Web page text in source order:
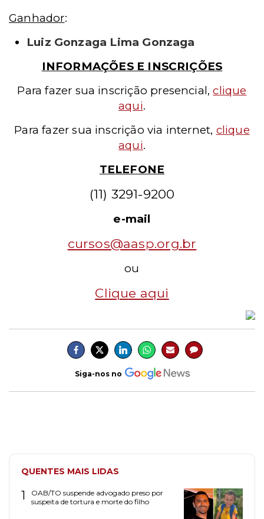
Ganhador:
Luiz Gonzaga Lima Gonzaga
INFORMAÇÕES E INSCRIÇÕES
Para fazer sua inscrição presencial,clique
aqui.
Para fazer sua inscrição via internet, clique
aqui.
TELEFONE
(11) 3291-9200
e-mail
cursos@aasp.org.br
ou
Clique aqui
Siga-nos no
QUENTES MAIS LIDAS
1
OAB/TO suspende advogado preso por
suspeita de tortura e morte do filho